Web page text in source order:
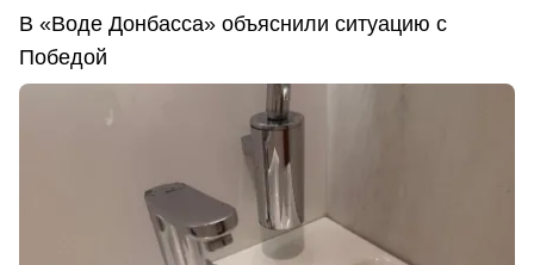
В «Воде Донбасса» объяснили ситуацию с
Победой